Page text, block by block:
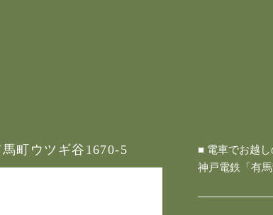
町ウツギ谷1670-5
■ 電車でお越
神戸電鉄「有